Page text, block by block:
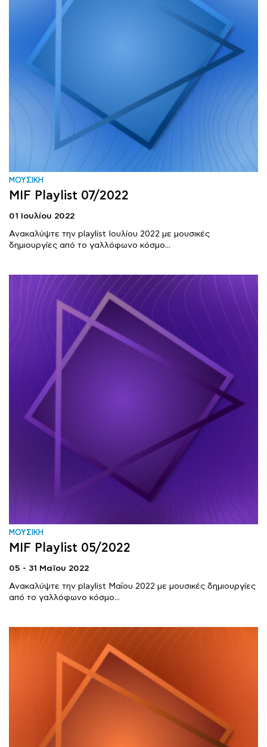
ΜΟΥΣΙΚΗ
MIF Playlist 07/2022
01 Ιουλίου 2022
Ανακαλύψτε την playlist Ιουλίου 2022 με μουσικές
δημιουργίες από το γαλλόφωνο κόσμο...
ΜΟΥΣΙΚΗ
MIF Playlist 05/2022
05 - 31 Μαΐου 2022
Ανακαλύψτε την playlist Μαΐου 2022 με μουσικές δημιουργίες
από το γαλλόφωνο κόσμο...